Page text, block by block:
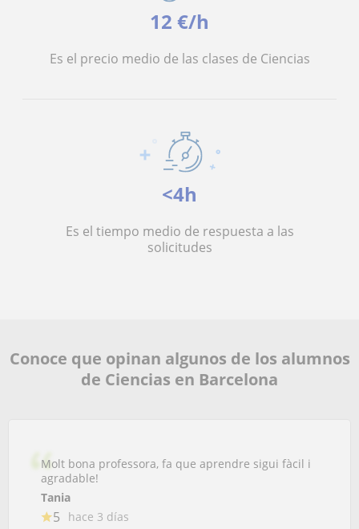
12 €/h
Es el precio medio de las clases de Ciencias
<4h
Es el tiempo medio de respuesta a las
solicitudes
Conoce que opinan algunos de los alumnos
de Ciencias en Barcelona
Molt bona professora, fa que aprendre sigui fàcil i
agradable!
Tania
5 hace 3 días